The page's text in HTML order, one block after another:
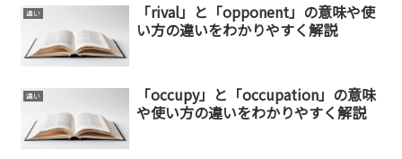
違い
「rival」と「opponent」の意味や使
い方の違いをわかりやすく解説
違い
「occupy」と「occupation」の意味
や使い方の違いをわかりやすく解説